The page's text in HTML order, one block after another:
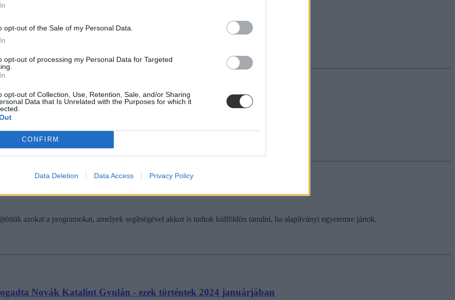
opt-out of the Sale of my Personal Data.
opt-out of processing my Personal Data for Targeted
opt-out of Collection, Use, Retention, Sale, and/or Sharing
Data that Is Unrelated with the Purposes for which it
CONFIRM
Data Deletion Data Access Privacy Policy
jobb, mint az Erasmus"
elmagyarázta azt is, hogy miért.
és az Erasmus+ programból
érkező külföldi hallgatók száma is jelentősen visszaesett.
azokat a programokat, amelyek segítségével akkor is tudtok külföldön tanulni, ha alapítványi egyetemre jártok.
Novák Katalint Gyulán - ezek történtek 2024 januárjában